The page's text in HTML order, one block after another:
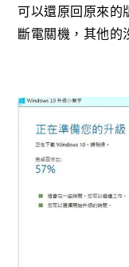
可以還原回原來的
斷電關機，其他的